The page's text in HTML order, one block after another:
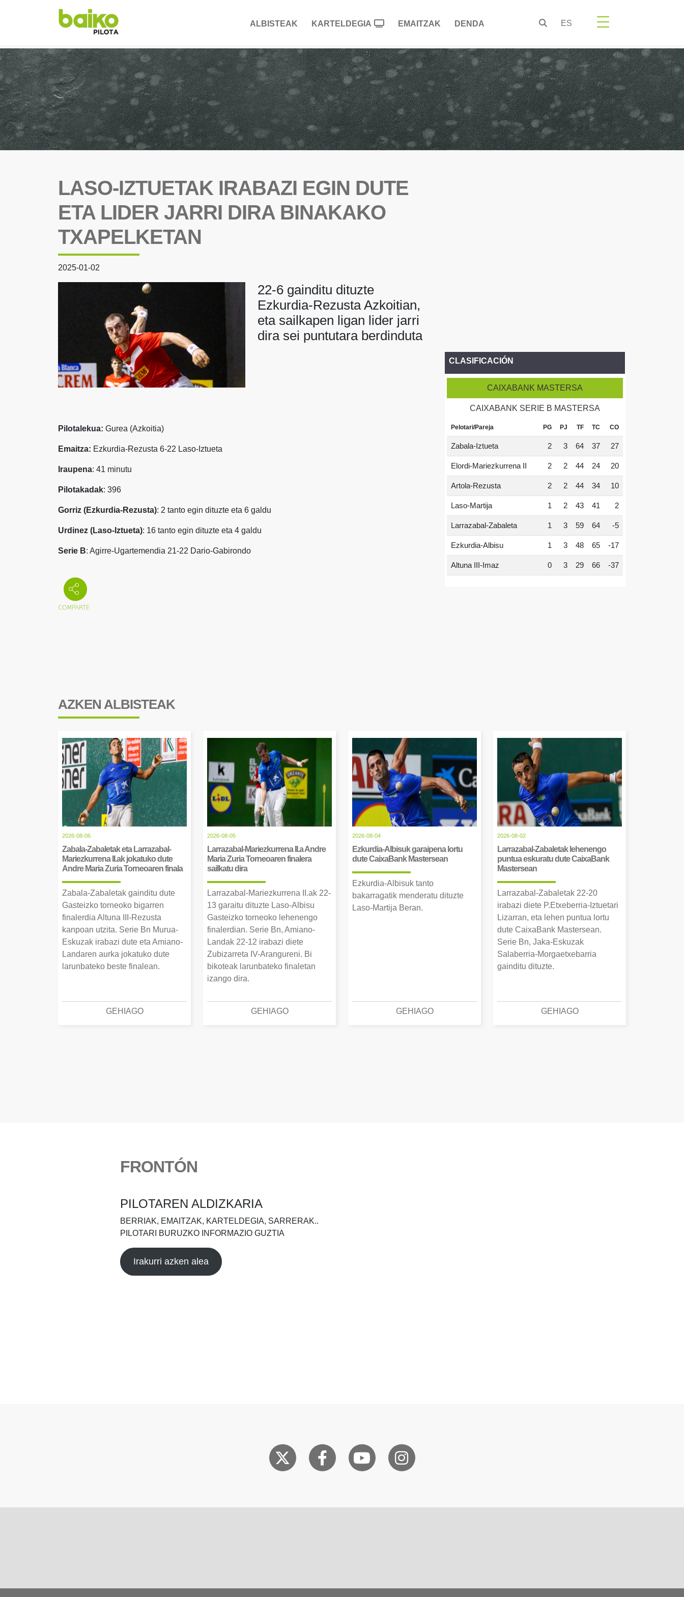
ALBISTEAK KARTELDEGIA EMAITZAK DENDA ES
LASO-IZTUETAK IRABAZI EGIN DUTE
ETA LIDER JARRI DIRA BINAKAKO
TXAPELKETAN
2025-01-02
22-6 gainditu dituzte
Ezkurdia-Rezusta Azkoitian,
eta sailkapen ligan lider jarri
dira sei puntutara berdinduta
Pilotalekua: Gurea (Azkoitia)
Emaitza: Ezkurdia-Rezusta 6-22 Laso-Iztueta
Iraupena: 41 minutu
Pilotakadak: 396
Gorriz (Ezkurdia-Rezusta): 2 tanto egin dituzte eta 6 galdu
Urdinez (Laso-Iztueta): 16 tanto egin dituzte eta 4 galdu
Serie B: Agirre-Ugartemendia 21-22 Dario-Gabirondo
CLASIFICACIÓN
CAIXABANK MASTERSA
CAIXABANK SERIE B MASTERSA
Pelotari/Pareja PG PJ TF TC CO
Zabala-Iztueta 2 3 64 37 27
Elordi-Mariezkurrena II 2 2 44 24 20
Artola-Rezusta 2 2 44 34 10
Laso-Martija 1 2 43 41 2
Larrazabal-Zabaleta 1 3 59 64 -5
Ezkurdia-Albisu 1 3 48 65 -17
Altuna III-Imaz 0 3 29 66 -37
AZKEN ALBISTEAK
2026-08-06
Zabala-Zabaletak eta Larrazabal-
Mariezkurrena II.ak jokatuko dute
Andre Maria Zuria Torneoaren finala
Zabala-Zabaletak gainditu dute
Gasteizko torneoko bigarren
finalerdia Altuna III-Rezusta
kanpoan utzita. Serie Bn Murua-
Eskuzak irabazi dute eta Amiano-
Landaren aurka jokatuko dute
larunbateko beste finalean.
GEHIAGO
2026-08-05
Larrazabal-Mariezkurrena II.a Andre
Maria Zuria Torneoaren finalera
sailkatu dira
Larrazabal-Mariezkurrena II.ak 22-
13 garaitu dituzte Laso-Albisu
Gasteizko torneoko lehenengo
finalerdian. Serie Bn, Amiano-
Landak 22-12 irabazi diete
Zubizarreta IV-Arangureni. Bi
bikoteak larunbateko finaletan
izango dira.
GEHIAGO
2026-08-04
Ezkurdia-Albisuk garaipena lortu
dute CaixaBank Mastersean
Ezkurdia-Albisuk tanto
bakarragatik menderatu dituzte
Laso-Martija Beran.
GEHIAGO
2026-08-02
Larrazabal-Zabaletak lehenengo
puntua eskuratu dute CaixaBank
Mastersean
Larrazabal-Zabaletak 22-20
irabazi diete P.Etxeberria-Iztuetari
Lizarran, eta lehen puntua lortu
dute CaixaBank Mastersean.
Serie Bn, Jaka-Eskuzak
Salaberria-Morgaetxebarria
gainditu dituzte.
GEHIAGO
FRONTÓN
PILOTAREN ALDIZKARIA
BERRIAK, EMAITZAK, KARTELDEGIA, SARRERAK..
PILOTARI BURUZKO INFORMAZIO GUZTIA
Irakurri azken alea